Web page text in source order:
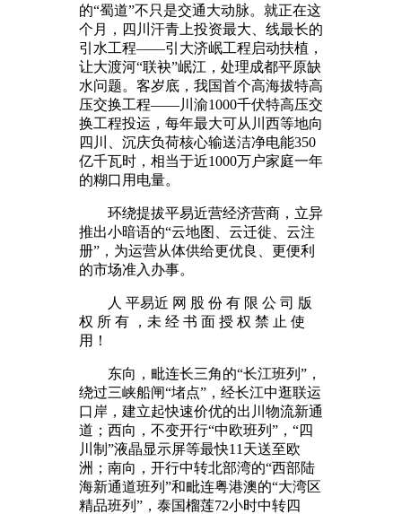
的“蜀道”不只是交通大动脉。就正在这
个月，四川汗青上投资最大、线最长的
引水工程——引大济岷工程启动扶植，
让大渡河“联袂”岷江，处理成都平原缺
水问题。客岁底，我国首个高海拔特高
压交换工程——川渝1000千伏特高压交
换工程投运，每年最大可从川西等地向
四川、沉庆负荷核心输送洁净电能350
亿千瓦时，相当于近1000万户家庭一年
的糊口用电量。
环绕提拔平易近营经济营商，立异
推出小暗语的“云地图、云迁徙、云注
册”，为运营从体供给更优良、更便利
的市场准入办事。
人 平易近 网 股 份 有 限 公 司 版
权 所 有 ，未 经 书 面 授 权 禁 止 使
用！
东向，毗连长三角的“长江班列”，
绕过三峡船闸“堵点”，经长江中逛联运
口岸，建立起快速价优的出川物流新通
道；西向，不变开行“中欧班列”，“四
川制”液晶显示屏等最快11天送至欧
洲；南向，开行中转北部湾的“西部陆
海新通道班列”和毗连粤港澳的“大湾区
精品班列”，泰国榴莲72小时中转四